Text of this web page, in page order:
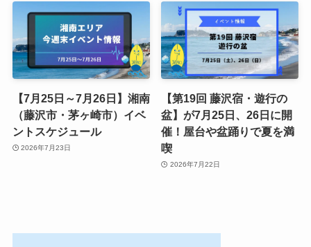
【7月25日～7月26日】湘南
（藤沢市・茅ヶ崎市）イベ
ントスケジュール
2026年7月23日
【第19回 藤沢宿・遊行の
盆】が7月25日、26日に開
催！屋台や盆踊りで夏を満
喫
2026年7月22日